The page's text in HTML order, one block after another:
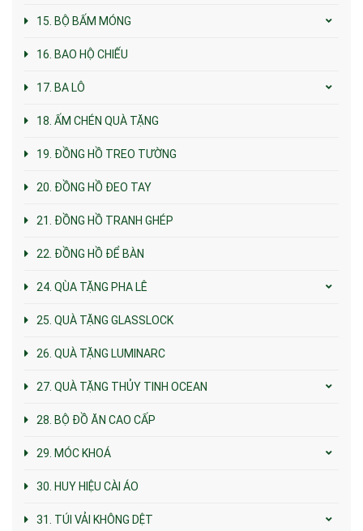
15. BỘ BẤM MÓNG
16. BAO HỘ CHIẾU
17. BA LÔ
18. ẤM CHÉN QUÀ TẶNG
19. ĐỒNG HỒ TREO TƯỜNG
20. ĐỒNG HỒ ĐEO TAY
21. ĐỒNG HỒ TRANH GHÉP
22. ĐỒNG HỒ ĐỂ BÀN
24. QÙA TẶNG PHA LÊ
25. QUÀ TẶNG GLASSLOCK
26. QUÀ TẶNG LUMINARC
27. QUÀ TẶNG THỦY TINH OCEAN
28. BỘ ĐỒ ĂN CAO CẤP
29. MÓC KHOÁ
30. HUY HIỆU CÀI ÁO
31. TÚI VẢI KHÔNG DỆT